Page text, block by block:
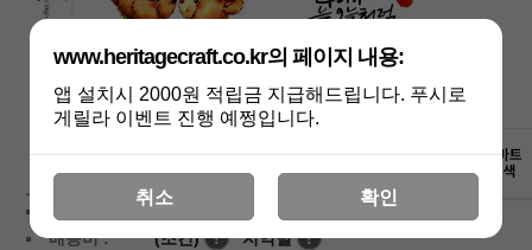
상품가 : 1,800
배송비 :
(조건) ! 지역별 !
www.heritagecraft.co.kr의 페이지 내용:
앱 설치시 2000원 적립금 지급해드립니다. 푸시로
게릴라 이벤트 진행 예쩡입니다.
취소 확인